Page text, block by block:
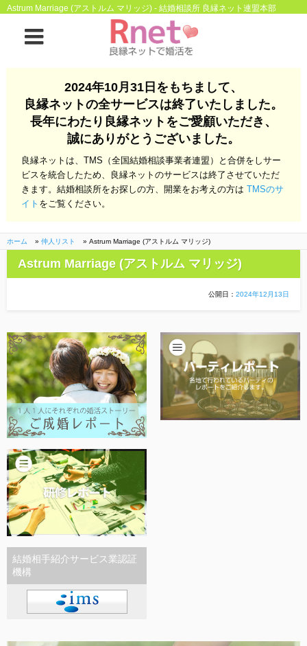
良縁ネットとは
お金のこと
会社概要
よくある質問
る質問
開業支援
お金のこと
会社概要
一般のよくある質問
相談室からのよくある質問
Astrum Marriage (アストルム マリッジ) - 結婚相談所 良縁ネット連盟本部
2024年10月31日をもちまして、
良縁ネットの全サービスは終了いたしました。
長年にわたり良縁ネットをご愛顧いただき、
誠にありがとうございました。
良縁ネットは、TMS（全国結婚相談事業者連盟）と合併をしサー
ビスを統合したため、良縁ネットのサービスは終了させていただ
きます。結婚相談所をお探しの方、開業をお考えの方はTMSのサ
イト をご覧ください。
ホーム » 仲人リスト » Astrum Marriage (アストルム マリッジ)
結婚相手紹介サービス業認証
機構
Astrum Marriage (アストルム マリッジ)
公開日： 2024年12月13日